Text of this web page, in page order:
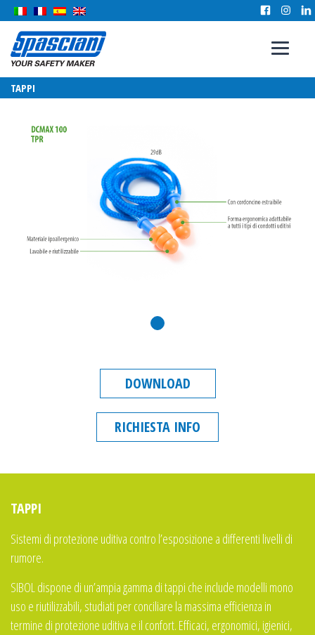
TAPPI
DOWNLOAD
RICHIESTA INFO
TAPPI
Sistemi di protezione uditiva contro l’esposizione a differenti livelli di
rumore.
SIBOL dispone di un’ampia gamma di tappi che include modelli mono
uso e riutilizzabili, studiati per conciliare la massima efficienza in
termine di protezione uditiva e il confort. Efficaci, ergonomici, igienici,